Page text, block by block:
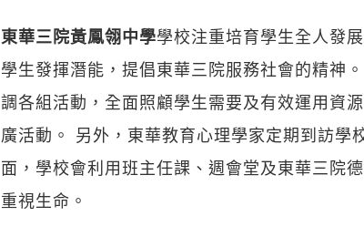
東華三院黃鳳翎中學學校注重培育學生全人發
學生發揮潛能，提倡東華三院服務社會的精神
調各組活動，全面照顧學生需要及有效運用資
廣活動。 另外，東華教育心理學家定期到訪學
面，學校會利用班主任課、週會堂及東華三院
重視生命。